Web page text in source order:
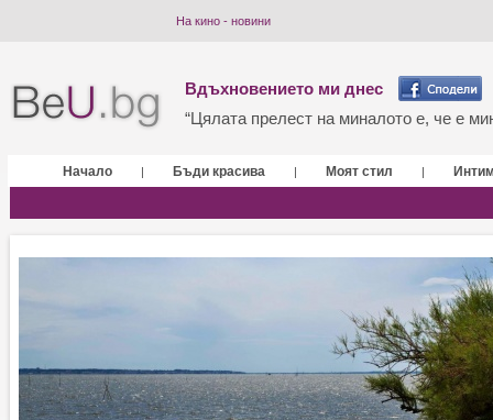
На кино - новини
Вдъхновението ми днес
“Цялата прелест на миналото е, че е
Начало | Бъди красива | Моят стил |